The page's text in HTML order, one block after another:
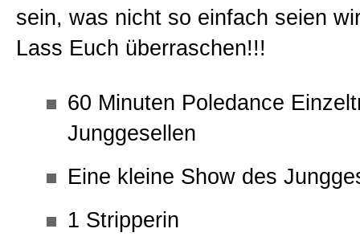
sein, was nicht so einfach seien
Lass Euch überraschen!!!
60 Minuten Poledance
Junggesellen
Eine kleine Show des
1 Stripperin